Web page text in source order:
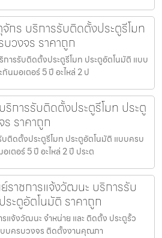
กร บริการรับติดตั้งประตูรีโมท
วงจร ราคาถูก
การรับติดตั้งประตูรีโมท ประตูอัตโนมัติ แบบ
นมอเตอร์ 5 ปี อะไหล่ 2 ป
ริการรับติดตั้งประตูรีโมท ประตู
ราคาถูก
บติดตั้งประตูรีโมท ประตูอัตโนมัติ แบบครบ
ตอร์ 5 ปี อะไหล่ 2 ปี ประต
ราชการแจ้งวัฒนะ บริการรับ
ะตูอัตโนมัติ ราคาถูก
แจ้งวัฒนะ จำหน่าย และ ติดตั้ง ประตูรั้ว
บบครบวงจร ติดตั้งงานคุณภา